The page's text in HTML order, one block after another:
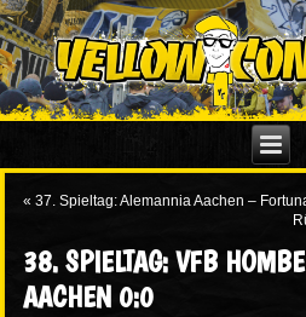
«37. Spieltag: Alemannia Aachen –
38. SPIELTAG: VFB
AACHEN 0:0